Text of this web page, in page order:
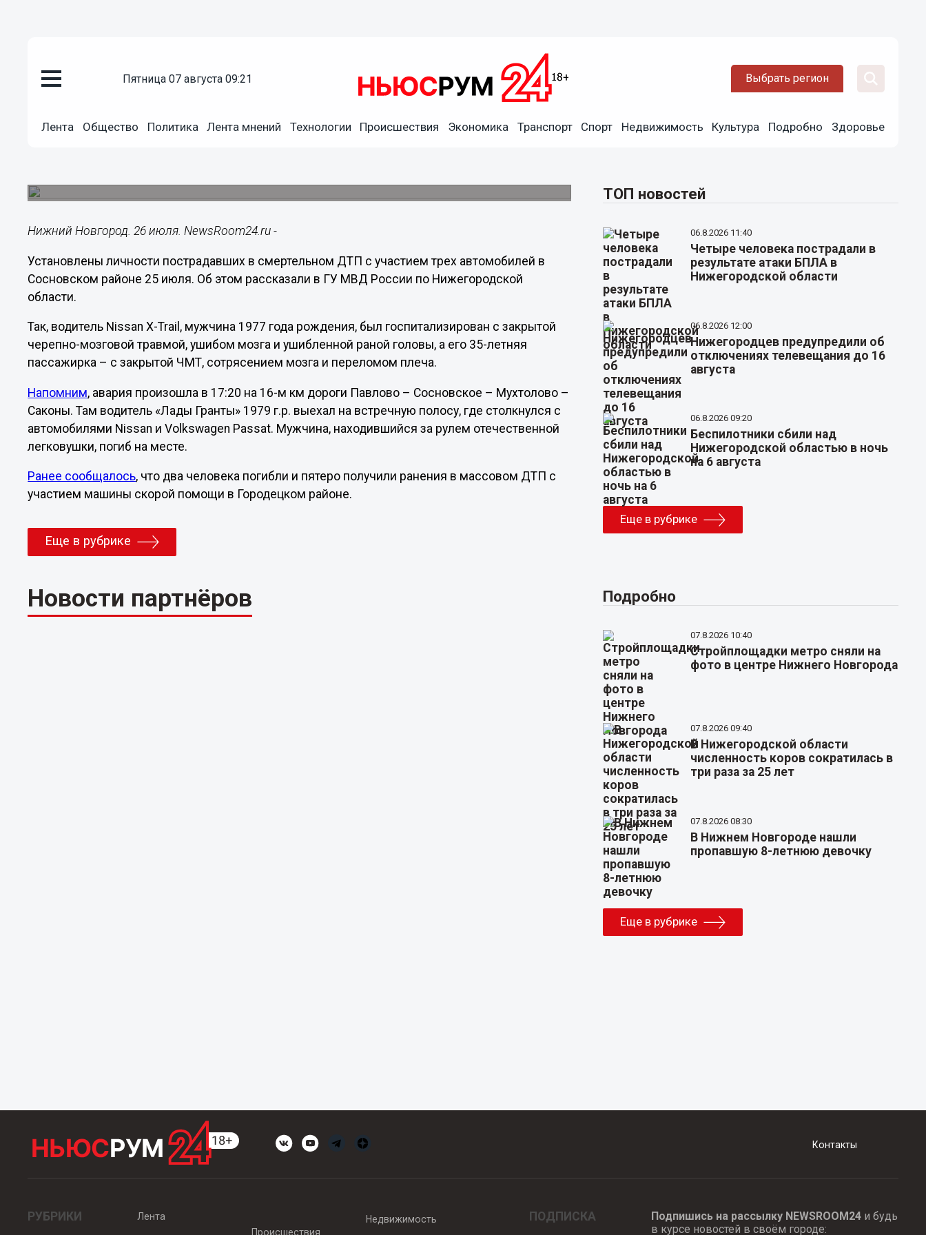
пятница 07 августа 09:21 Выбрать регион
Лента Общество Политика Лента мнений Технологии Происшествия Экономика Транспорт Спорт Недвижимость Культура Подробно Здоровье
Появились подробности массового ДТП с погибшим в
Нижний Новгород. 26 июля. NewsRoom24.ru -
Установлены личности пострадавших в смертельном ДТП с участием трех автомобилей в
Сосновском районе 25 июля. Об этом рассказали в ГУ МВД России по Нижегородской
области.
Так, водитель Nissan X-Trail, мужчина 1977 года рождения, был госпитализирован с закрытой
черепно-мозговой травмой, ушибом мозга и ушибленной раной головы, а его 35-летняя
пассажирка – с закрытой ЧМТ, сотрясением мозга и переломом плеча.
Напомним, авария произошла в 17:20 на 16-м км дороги Павлово – Сосновское – Мухтолово –
Саконы. Там водитель «Лады Гранты» 1979 г.р. выехал на встречную полосу, где столкнулся с
автомобилями Nissan и Volkswagen Passat. Мужчина, находившийся за рулем отечественной
легковушки, погиб на месте.
Ранее сообщалось, что два человека погибли и пятеро получили ранения в массовом ДТП с
участием машины скорой помощи в Городецком районе.
Еще в рубрике
Новости партнёров
ТОП новостей
06.8.2026 11:40
Четыре человека пострадали в
результате атаки БПЛА в
Нижегородской области
06.8.2026 12:00
Нижегородцев предупредили об
отключениях телевещания до 16
августа
06.8.2026 09:20
Беспилотники сбили над
Нижегородской областью в ночь
на 6 августа
Еще в рубрике
Подробно
07.8.2026 10:40
Стройплощадки метро сняли на
фото в центре Нижнего Новгорода
07.8.2026 09:40
В Нижегородской области
численность коров сократилась в
три раза за 25 лет
07.8.2026 08:30
В Нижнем Новгороде нашли
пропавшую 8-летнюю девочку
Еще в рубрике
Контакты
РУБРИКИ
Лента
Происшествия
Недвижимость ПОДПИСКА Подпишись на рассылку NEWSROOM24и будь
в курсе новостей в своём городе: